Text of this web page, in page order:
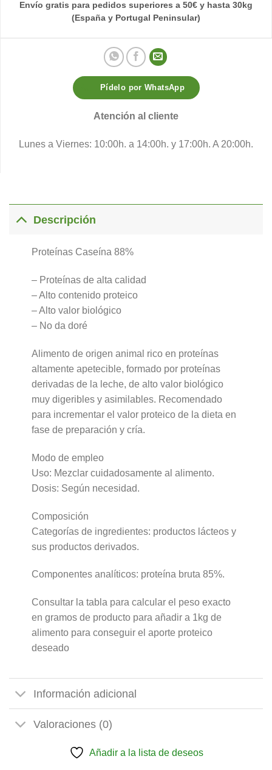
Envío gratis para pedidos superiores a 50€ y hasta 30kg
(España y Portugal Peninsular)
Pídelo por WhatsApp
Atención al cliente
Lunes a Viernes: 10:00h. a 14:00h. y 17:00h. A 20:00h.
Descripción
Proteínas Caseína 88%
– Proteínas de alta calidad
– Alto contenido proteico
– Alto valor biológico
– No da doré
Alimento de origen animal rico en proteínas
altamente apetecible, formado por proteínas
derivadas de la leche, de alto valor biológico
muy digeribles y asimilables. Recomendado
para incrementar el valor proteico de la dieta en
fase de preparación y cría.
Modo de empleo
Uso: Mezclar cuidadosamente al alimento.
Dosis: Según necesidad.
Composición
Categorías de ingredientes: productos lácteos y
sus productos derivados.
Componentes analíticos: proteína bruta 85%.
Consultar la tabla para calcular el peso exacto
en gramos de producto para añadir a 1kg de
alimento para conseguir el aporte proteico
deseado
Información adicional
Valoraciones (0)
Añadir a la lista de deseos